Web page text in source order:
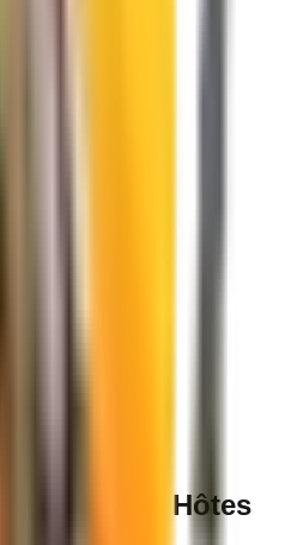
Villages Hôtes